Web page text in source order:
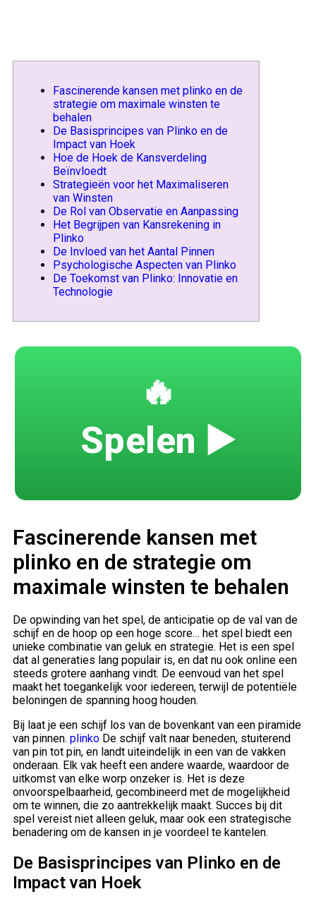
Fascinerende kansen met plinko en de
strategie om maximale winsten te
behalen
De Basisprincipes van Plinko en de
Impact van Hoek
Hoe de Hoek de Kansverdeling
Beïnvloedt
Strategieën voor het Maximaliseren
van Winsten
De Rol van Observatie en Aanpassing
Het Begrijpen van Kansrekening in
Plinko
De Invloed van het Aantal Pinnen
Psychologische Aspecten van Plinko
De Toekomst van Plinko: Innovatie en
Technologie
🔥
Spelen ▶️
Fascinerende kansen met
plinko en de strategie om
maximale winsten te behalen
De opwinding van het spel, de anticipatie op de val van de
schijf en de hoop op een hoge score… het spel biedt een
unieke combinatie van geluk en strategie. Het is een spel
dat al generaties lang populair is, en dat nu ook online een
steeds grotere aanhang vindt. De eenvoud van het spel
maakt het toegankelijk voor iedereen, terwijl de potentiële
beloningen de spanning hoog houden.
Bij laat je een schijf los van de bovenkant van een piramide
van pinnen. plinko De schijf valt naar beneden, stuiterend
van pin tot pin, en landt uiteindelijk in een van de vakken
onderaan. Elk vak heeft een andere waarde, waardoor de
uitkomst van elke worp onzeker is. Het is deze
onvoorspelbaarheid, gecombineerd met de mogelijkheid
om te winnen, die zo aantrekkelijk maakt. Succes bij dit
spel vereist niet alleen geluk, maar ook een strategische
benadering om de kansen in je voordeel te kantelen.
De Basisprincipes van Plinko en de
Impact van Hoek